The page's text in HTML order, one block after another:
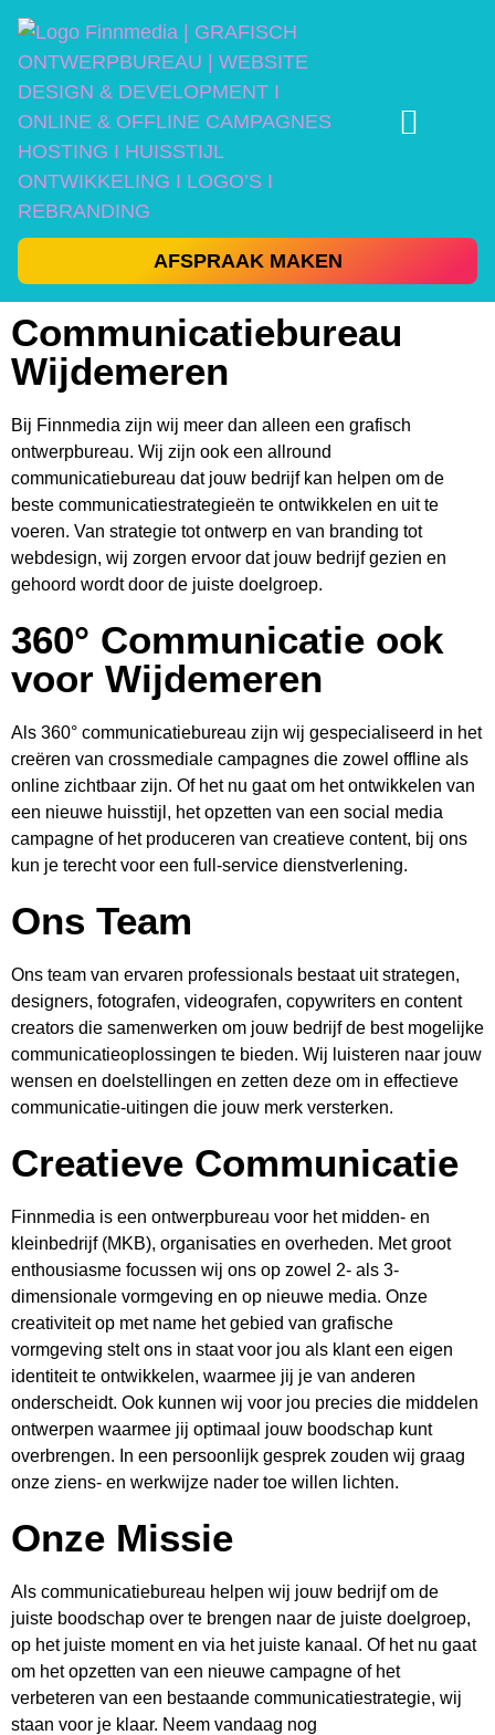
AFSPRAAK MAKEN
Communicatiebureau
Wijdemeren
Bij Finnmedia zijn wij meer dan alleen een grafisch
ontwerpbureau. Wij zijn ook een allround
communicatiebureau dat jouw bedrijf kan helpen om de
beste communicatiestrategieën te ontwikkelen en uit te
voeren. Van strategie tot ontwerp en van branding tot
webdesign, wij zorgen ervoor dat jouw bedrijf gezien en
gehoord wordt door de juiste doelgroep.
360° Communicatie ook
voor Wijdemeren
Als 360° communicatiebureau zijn wij gespecialiseerd in het
creëren van crossmediale campagnes die zowel offline als
online zichtbaar zijn. Of het nu gaat om het ontwikkelen van
een nieuwe huisstijl, het opzetten van een social media
campagne of het produceren van creatieve content, bij ons
kun je terecht voor een full-service dienstverlening.
Ons Team
Ons team van ervaren professionals bestaat uit strategen,
designers, fotografen, videografen, copywriters en content
creators die samenwerken om jouw bedrijf de best mogelijke
communicatieoplossingen te bieden. Wij luisteren naar jouw
wensen en doelstellingen en zetten deze om in effectieve
communicatie-uitingen die jouw merk versterken.
Creatieve Communicatie
Finnmedia is een ontwerpbureau voor het midden- en
kleinbedrijf (MKB), organisaties en overheden. Met groot
enthousiasme focussen wij ons op zowel 2- als 3-
dimensionale vormgeving en op nieuwe media. Onze
creativiteit op met name het gebied van grafische
vormgeving stelt ons in staat voor jou als klant een eigen
identiteit te ontwikkelen, waarmee jij je van anderen
onderscheidt. Ook kunnen wij voor jou precies die middelen
ontwerpen waarmee jij optimaal jouw boodschap kunt
overbrengen. In een persoonlijk gesprek zouden wij graag
onze ziens- en werkwijze nader toe willen lichten.
Onze Missie
Als communicatiebureau helpen wij jouw bedrijf om de
juiste boodschap over te brengen naar de juiste doelgroep,
op het juiste moment en via het juiste kanaal. Of het nu gaat
om het opzetten van een nieuwe campagne of het
verbeteren van een bestaande communicatiestrategie, wij
staan voor je klaar. Neem vandaag nog